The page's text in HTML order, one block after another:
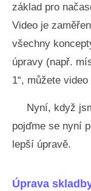
základ pro
Video je
všechny
úpravy (např.
1“, můžete
Nyní, když
pojďme se nyní
lepší úpravě.
Úprava